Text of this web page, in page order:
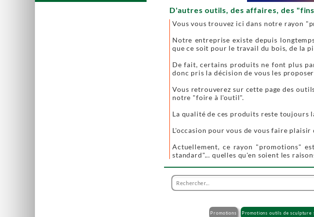
D'autres outils, des affaires, des
Vous vous trouvez ici dans notre rayon
Notre entreprise existe depuis
que ce soit pour le travail du bois, de la
De fait, certains produits ne font plus
donc pris la décision de vous les
Vous retrouverez sur cette page des
notre "foire à l'outil".
La qualité de ces produits reste toujours
L'occasion pour vous de vous faire
Actuellement, ce rayon "promotions"
standard"... quelles qu'en soient les
Promotions Promotions outils de